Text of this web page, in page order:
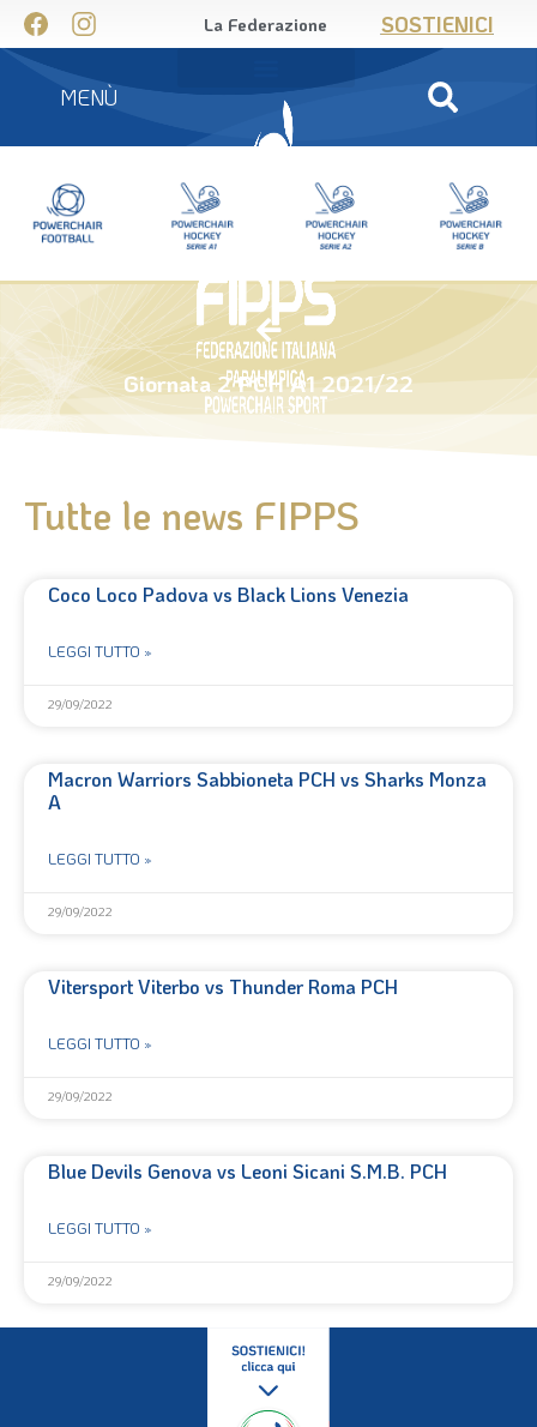
La Federazione SOSTIENICI
MENÙ
Giornata 2 PCH A1 2021/22
Tutte le news FIPPS
Coco Loco Padova vs Black Lions Venezia
LEGGI TUTTO »
29/09/2022
Macron Warriors Sabbioneta PCH vs Sharks Monza
A
LEGGI TUTTO »
29/09/2022
Vitersport Viterbo vs Thunder Roma PCH
LEGGI TUTTO »
29/09/2022
Blue Devils Genova vs Leoni Sicani S.M.B. PCH
LEGGI TUTTO »
29/09/2022